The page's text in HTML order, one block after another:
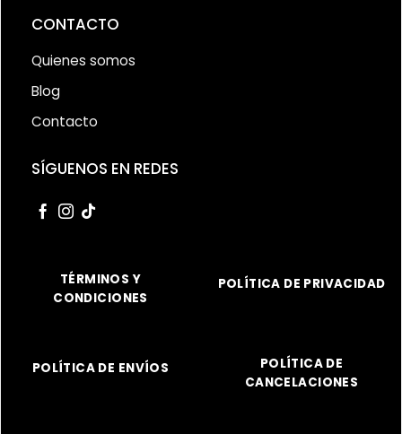
CONTACTO
Quienes somos
Blog
Contacto
SÍGUENOS EN REDES
TÉRMINOS Y
CONDICIONES
POLÍTICA DE PRIVACIDAD
POLÍTICA DE ENVÍOS
POLÍTICA DE
CANCELACIONES